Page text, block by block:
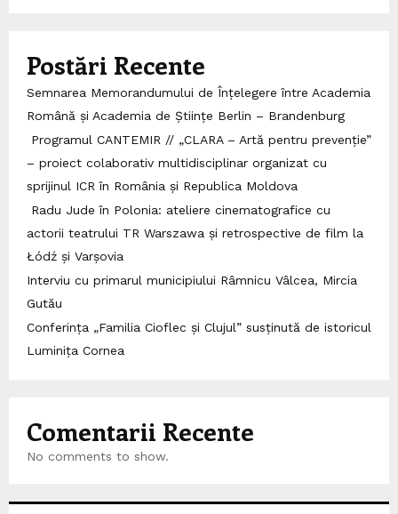
Postări Recente
Semnarea Memorandumului de Înțelegere între Academia
Română și Academia de Științe Berlin – Brandenburg
Programul CANTEMIR // „CLARA – Artă pentru prevenție”
– proiect colaborativ multidisciplinar organizat cu
sprijinul ICR în România și Republica Moldova
Radu Jude în Polonia: ateliere cinematografice cu
actorii teatrului TR Warszawa și retrospective de film la
Łódź și Varșovia
Interviu cu primarul municipiului Râmnicu Vâlcea, Mircia
Gutău
Conferința „Familia Cioflec și Clujul” susținută de istoricul
Luminița Cornea
Comentarii Recente
No comments to show.